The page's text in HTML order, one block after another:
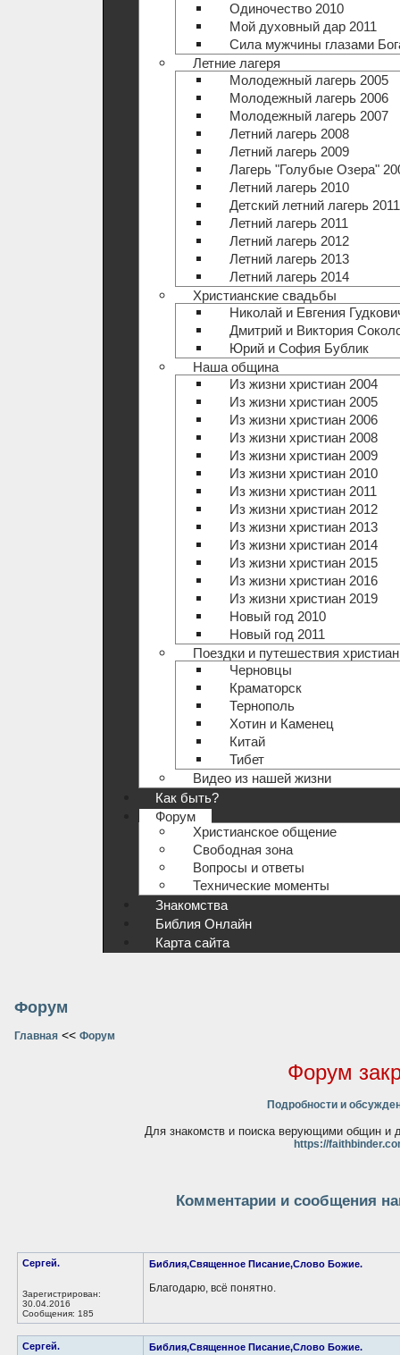
Одиночество 2010
Мой духовный дар 2011
Сила мужчины глазами
Летние лагеря
Молодежный лагерь 2005
Молодежный лагерь 2006
Молодежный лагерь 2007
Летний лагерь 2008
Летний лагерь 2009
Лагерь "Голубые Озера"
Летний лагерь 2010
Детский летний лагерь 2011
Летний лагерь 2011
Летний лагерь 2012
Летний лагерь 2013
Летний лагерь 2014
Христианские свадьбы
Николай и Евгения
Дмитрий и Виктория
Юрий и София Бублик
Наша община
Из жизни христиан 2004
Из жизни христиан 2005
Из жизни христиан 2006
Из жизни христиан 2008
Из жизни христиан 2009
Из жизни христиан 2010
Из жизни христиан 2011
Из жизни христиан 2012
Из жизни христиан 2013
Из жизни христиан 2014
Из жизни христиан 2015
Из жизни христиан 2016
Из жизни христиан 2019
Новый год 2010
Новый год 2011
Поездки и путешествия христиан
Черновцы
Краматорск
Тернополь
Хотин и Каменец
Китай
Тибет
Видео из нашей жизни
Как быть?
Форум
Христианское общение
Свободная зона
Вопросы и ответы
Технические моменты
Знакомства
Библия Онлайн
Карта сайта
Форум
Главная << Форум
Форум
Подробности и
Для знакомств и поиска верующими общин и
https://
Комментарии и сообщения
Сергей.
Зарегистрирован:
30.04.2016
Сообщения: 185
Библия,Священное Писание,Слово Божие.
Благодарю, всё понятно.
Сергей. Библия,Священное Писание,Слово Божие.